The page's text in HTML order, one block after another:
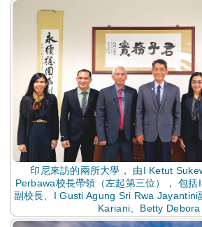
印尼來訪的兩所大學， 由I Ketut
Perbawa校長帶領（左起第三位）， 包
副校長、I Gusti Agung Sri Rwa Jayantini
Kariani、Betty Debora